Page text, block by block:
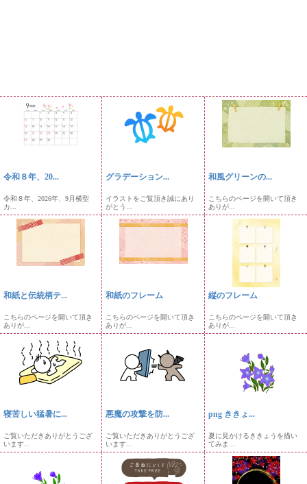
令和８年、20...
令和８年、2026年、9月横型
カ...
グラデーション...
イラストをご覧頂き誠にあり
がとう...
和風グリーンの...
こちらのページを開いて頂き
ありが...
和紙と伝統柄テ...
こちらのページを開いて頂き
ありが...
和紙のフレーム
こちらのページを開いて頂き
ありが...
縦のフレーム
こちらのページを開いて頂き
ありが...
寝苦しい猛暑に...
ご覧いただきありがとうござ
います...
悪魔の攻撃を防...
ご覧いただきありがとうござ
います...
png ききょ...
夏に見かけるききょうを描い
てみま...